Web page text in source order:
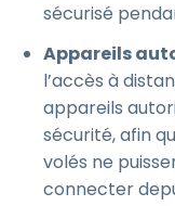
sécurisé
Appareils
l’accès à
appareils
sécurité, afin
volés ne
connecter